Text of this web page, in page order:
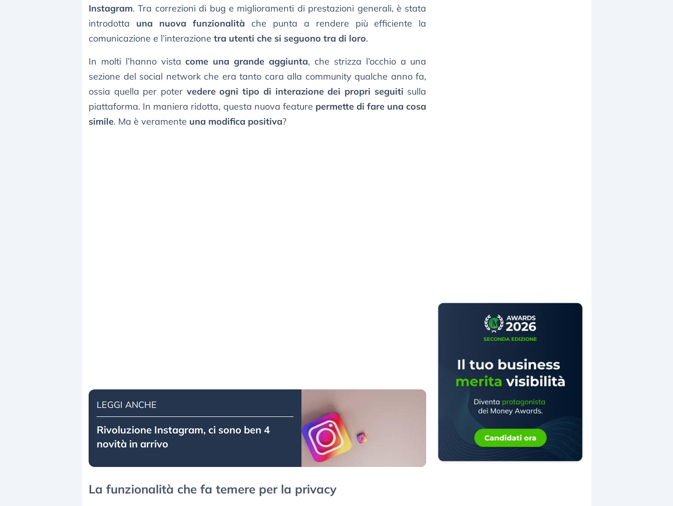
Instagram. Tra correzioni di bug e miglioramenti di prestazioni generali, è stata
introdotta una nuova funzionalità che punta a rendere più efficiente la
comunicazione e l’interazione tra utenti che si seguono tra di loro.
In molti l’hanno vistacome una grande aggiunta, che strizza l’occhio a una
sezione del social network che era tanto cara alla community qualche anno fa,
ossia quella per poter vedere ogni tipo di interazione dei propri seguiti sulla
piattaforma. In maniera ridotta, questa nuova feature permette di fare una cosa
simile. Ma è veramente una modifica positiva?
LEGGI ANCHE
Rivoluzione Instagram, ci sono ben 4
novità in arrivo
La funzionalità che fa temere per la privacy